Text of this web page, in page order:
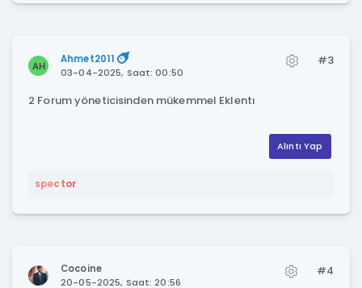
Ahmet2011
03-04-2025, Saat: 00:50
#3
2 Forum yöneticisinden mükemmel Eklentı
Alıntı Yap
spector
Cocoine
20-05-2025, Saat: 20:56
#4